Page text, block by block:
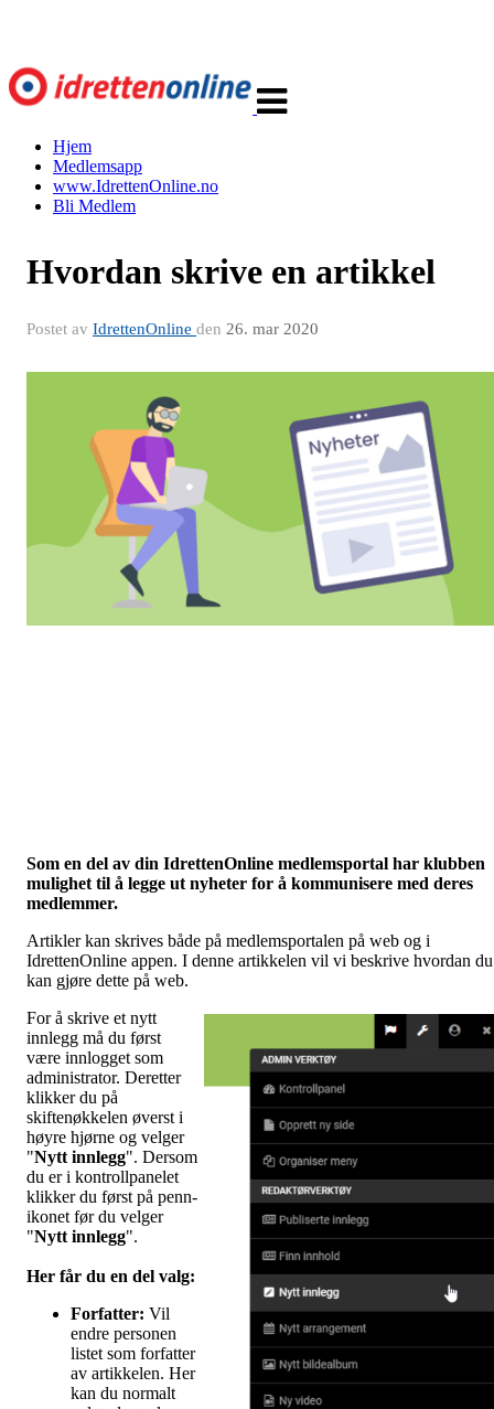
navigasjon
Hjem
Medlemsapp
www.IdrettenOnline.no
Bli Medlem
Hvordan skrive en artikkel
Postet av IdrettenOnline den 26. mar 2020
Som en del av din IdrettenOnline medlemsportal har klubben
mulighet til å legge ut nyheter for å kommunisere med deres
medlemmer.
Artikler kan skrives både på medlemsportalen på web og i
IdrettenOnline appen. I denne artikkelen vil vi beskrive hvordan du
kan gjøre dette på web.
For å skrive et nytt
innlegg må du først
være innlogget som
administrator. Deretter
klikker du på
skiftenøkkelen øverst i
høyre hjørne og velger
"Nytt innlegg". Dersom
du er i kontrollpanelet
klikker du først på penn-
ikonet før du velger
"Nytt innlegg".
Her får du en del valg:
Forfatter: Vil
endre personen
listet som forfatter
av artikkelen. Her
kan du normalt